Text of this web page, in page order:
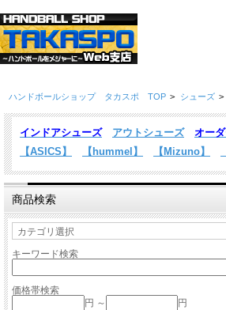
ハンドボールショップ タカスポ TOP > シューズ >
インドアシューズ アウトシューズ オー
【ASICS】
【hummel】 【Mizuno】
商品検索
キーワード検索
価格帯検索
円 ～
円